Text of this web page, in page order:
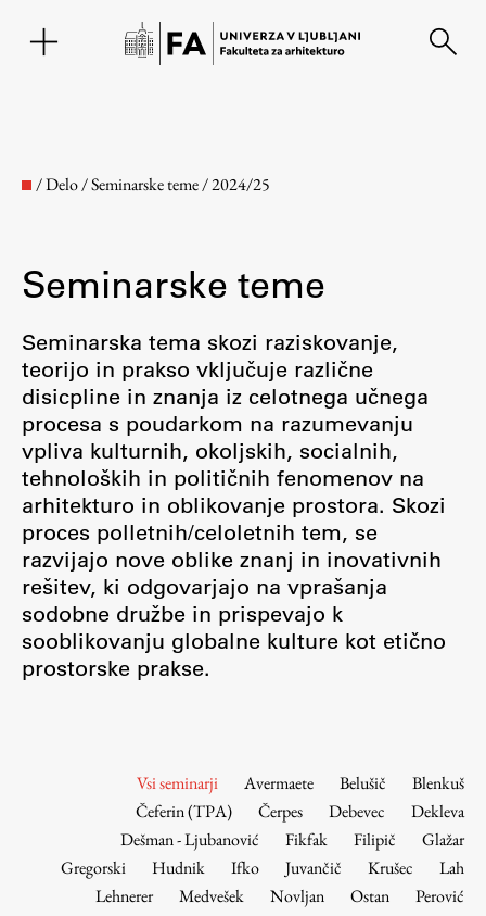
Fakulteta
O fakulteti
Osebje
Organiziranost
Alumni
Knjižnica
Mednarodno sodelovanje
Članstva v združenjih
Intranet UL FA
Intranet UL
Osebni portal FIORI
/Delo/Seminarske teme/2024/25
Seminarske teme
Seminarska tema skozi raziskovanje,
teorijo in prakso vključuje različne
disicpline in znanja iz celotnega učnega
procesa s poudarkom na razumevanju
vpliva kulturnih, okoljskih, socialnih,
tehnoloških in političnih fenomenov na
arhitekturo in oblikovanje prostora. Skozi
proces polletnih/celoletnih tem, se
razvijajo nove oblike znanj in inovativnih
rešitev, ki odgovarjajo na vprašanja
sodobne družbe in prispevajo k
sooblikovanju globalne kulture kot etično
prostorske prakse.
Vsi seminarji Avermaete Belušič
Blenkuš
Čeferin (TPA)
Čerpes Debevec
Dekleva
Dešman - Ljubanović
Fikfak Filipič
Glažar
Gregorski
Hudnik Ifko Juvančič Krušec
Lah
Lehnerer
Medvešek Novljan Ostan
Perović